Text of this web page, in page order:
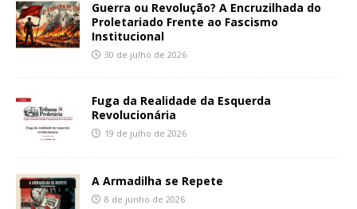
Guerra ou Revolução? A Encruzilhada do
Proletariado Frente ao Fascismo
Institucional
30 de julho de 2026
Fuga da Realidade da Esquerda
Revolucionária
19 de julho de 2026
A Armadilha se Repete
8 de junho de 2026